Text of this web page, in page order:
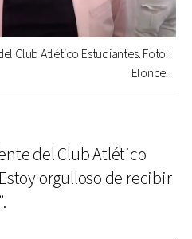
Club Atlético Estudiantes. Foto:
Elonce.
del Club Atlético
orgulloso de recibir